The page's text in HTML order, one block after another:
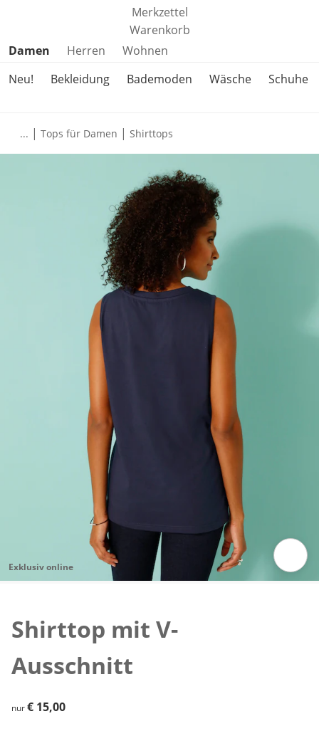
Merkzettel
Warenkorb
Produktkategorien überspringen
Damen Herren
Wohnen
Neu!
Bekleidung Bademoden Wäsche Schuhe
... | Tops für Damen | Shirttops
Exklusiv online
Shirttop mit V-
Ausschnitt
€ 15,00
nur€ 15,00